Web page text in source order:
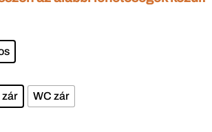
zár WC zár